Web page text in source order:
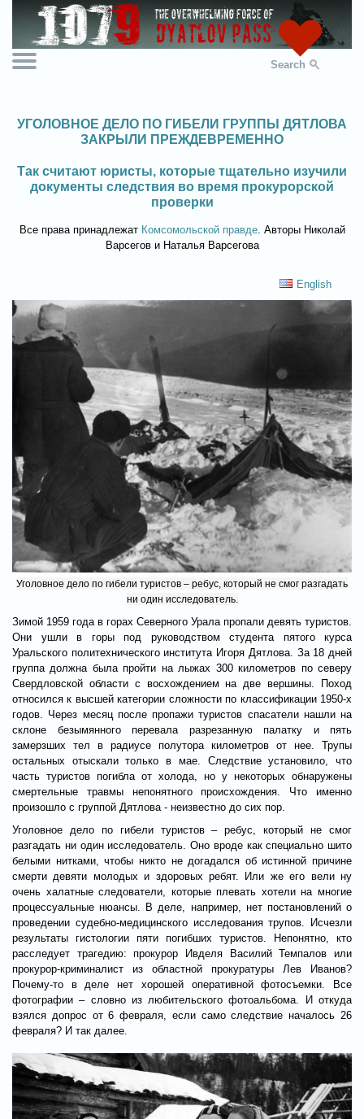
Search
УГОЛОВНОЕ ДЕЛО ПО ГИБЕЛИ ГРУППЫ ДЯТЛОВА
ЗАКРЫЛИ ПРЕЖДЕВРЕМЕННО
Так считают юристы, которые тщательно изучили
документы следствия во время прокурорской
проверки
Все права принадлежат Комсомольской правде. Авторы Николай
Варсегов и Наталья Варсегова
English
Уголовное дело по гибели туристов – ребус, который не смог разгадать
ни один исследователь.
Зимой 1959 года в горах Северного Урала пропали девять туристов.
Они ушли в горы под руководством студента пятого курса
Уральского политехнического института Игоря Дятлова. За 18 дней
группа должна была пройти на лыжах 300 километров по северу
Свердловской области с восхождением на две вершины. Поход
относился к высшей категории сложности по классификации 1950-х
годов. Через месяц после пропажи туристов спасатели нашли на
склоне безымянного перевала разрезанную палатку и пять
замерзших тел в радиусе полутора километров от нее. Трупы
остальных отыскали только в мае. Следствие установило, что
часть туристов погибла от холода, но у некоторых обнаружены
смертельные травмы непонятного происхождения. Что именно
произошло с группой Дятлова - неизвестно до сих пор.
Уголовное дело по гибели туристов – ребус, который не смог
разгадать ни один исследователь. Оно вроде как специально шито
белыми нитками, чтобы никто не догадался об истинной причине
смерти девяти молодых и здоровых ребят. Или же его вели ну
очень халатные следователи, которые плевать хотели на многие
процессуальные нюансы. В деле, например, нет постановлений о
проведении судебно-медицинского исследования трупов. Исчезли
результаты гистологии пяти погибших туристов. Непонятно, кто
расследует трагедию: прокурор Ивделя Василий Темпалов или
прокурор-криминалист из областной прокуратуры Лев Иванов?
Почему-то в деле нет хорошей оперативной фотосъемки. Все
фотографии – словно из любительского фотоальбома. И откуда
взялся допрос от 6 февраля, если само следствие началось 26
февраля? И так далее.